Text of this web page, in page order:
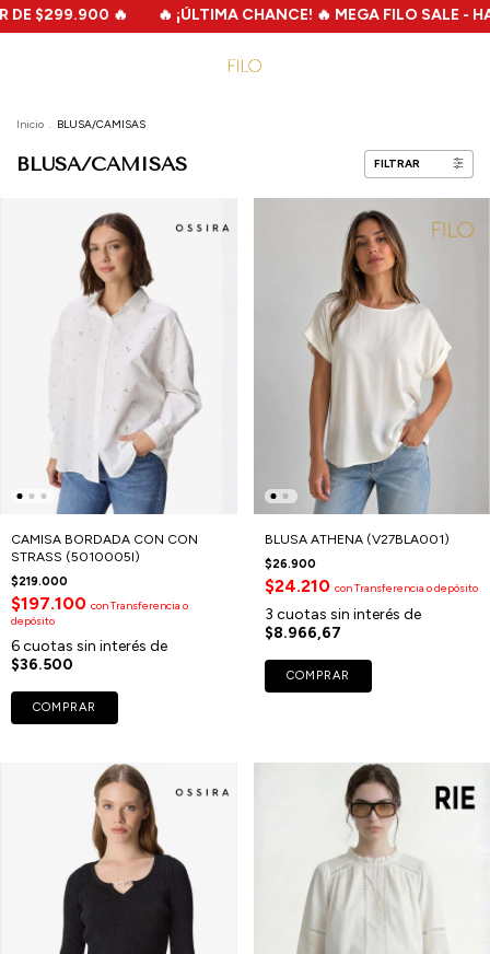
¡ÚLTIMA CHANCE! 🔥 MEGA FILO SALE - HASTA 70%OFF - 2X1 -
Inicio . BLUSA/CAMISAS
BLUSA/CAMISAS FILTRAR
CAMISA BORDADA CON CON
STRASS (5010005I)
$219.000
$197.100 conTransferencia o
depósito
6cuotas sin interés de
$36.500
COMPRAR
BLUSA ATHENA (V27BLA001)
$26.900
$24.210 conTransferencia o depósito
3 cuotas sin interés de
$8.966,67
COMPRAR